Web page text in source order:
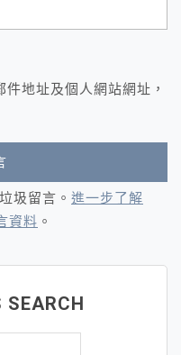
地址及個人網站網址，
圾留言。 進一步了解
資料 。
SEARCH